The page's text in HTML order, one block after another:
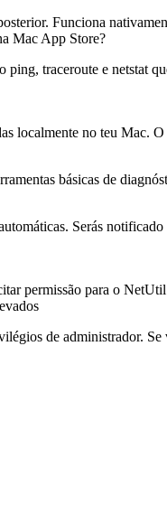
Funciona
Mac App Store?
traceroute e netstat
localmente no teu Mac.
básicas de
Serás
permissão para o
de administrador.